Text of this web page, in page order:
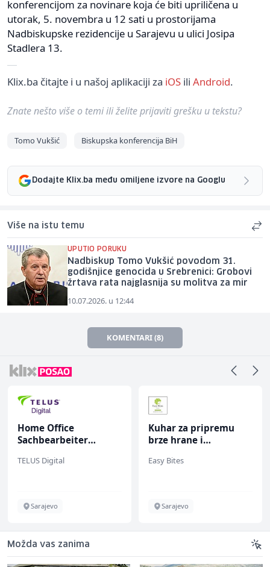
konferencijom za novinare koja će biti upriličena u
utorak, 5. novembra u 12 sati u prostorijama
Nadbiskupske rezidencije u Sarajevu u ulici Josipa
Stadlera 13.
Klix.ba čitajte i u našoj aplikaciji za iOS ili Android.
Znate nešto više o temi ili želite prijaviti grešku u tekstu?
Tomo Vukšić Biskupska konferencija BiH
Dodajte Klix.ba među omiljene izvore na Googlu
Više na istu temu
UPUTIO PORUKU
Nadbiskup Tomo Vukšić povodom 31.
godišnjice genocida u Srebrenici: Grobovi
žrtava rata najglasnija su molitva za mir
10.07.2026. u 12:44
KOMENTARI (8)
Home Office
Sachbearbeiter
bekannten deutschen
TELUS Digital
Sarajevo
Kuhar za pripremu
brze hrane i
ž)
Easy Bites
Sarajevo
Možda vas zanima